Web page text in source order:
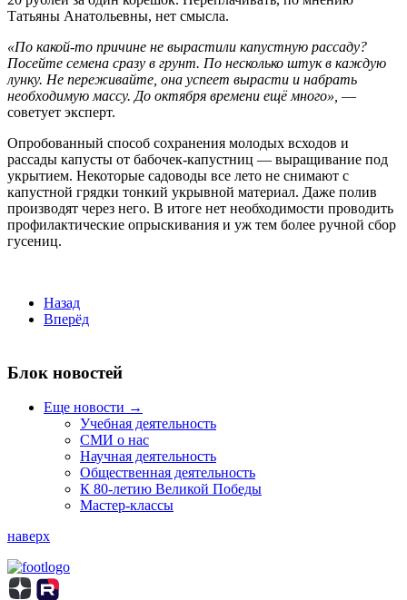
Татьяны Анатольевны, нет смысла.
«По какой-то причине не вырастили капустную рассаду?
Посейте семена сразу в грунт. По несколько штук в каждую
лунку. Не переживайте, она успеет вырасти и набрать
необходимую массу. До октября времени ещё много», —
советует эксперт.
Опробованный способ сохранения молодых всходов и
рассады капусты от бабочек-капустниц — выращивание под
укрытием. Некоторые садоводы все лето не снимают с
капустной грядки тонкий укрывной материал. Даже полив
производят через него. В итоге нет необходимости проводить
профилактические опрыскивания и уж тем более ручной сбор
гусениц.
Назад
Вперёд
Блок новостей
Еще новости →
Учебная деятельность
СМИ о нас
Научная деятельность
Общественная деятельность
К 80-летию Великой Победы
Мастер-классы
наверх